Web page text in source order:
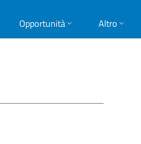
Opportunità Altro